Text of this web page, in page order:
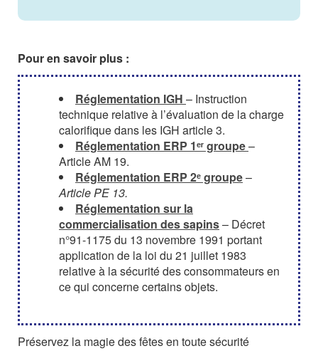
Pour en savoir plus :
Réglementation IGH – Instruction
technique relative à l’évaluation de la charge
calorifique dans les IGH article 3.
Réglementation ERP 1ᵉʳ groupe–
Article AM 19.
Réglementation ERP 2ᵉ groupe–
Article PE 13.
Réglementation sur la
commercialisation des sapins– Décret
n°91-1175 du 13 novembre 1991 portant
application de la loi du 21 juillet 1983
relative à la sécurité des consommateurs en
ce qui concerne certains objets.
Préservez la magie des fêtes en toute sécurité